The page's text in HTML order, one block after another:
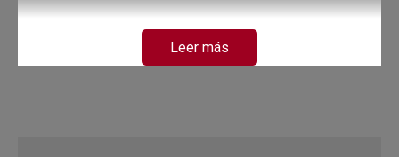
Leer más